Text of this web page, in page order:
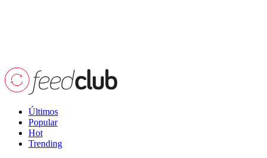
Últimos
Popular
Hot
Trending